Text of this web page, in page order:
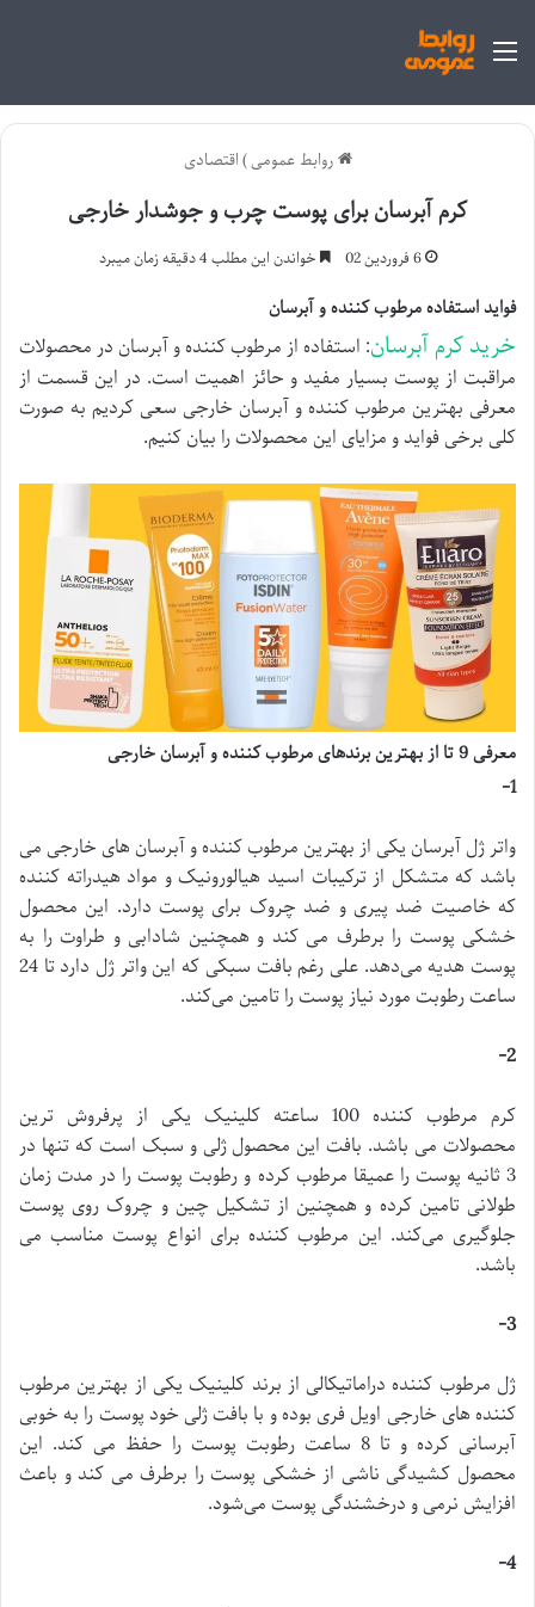
منو
روابط عمومی)اقتصادی
کرم آبرسان برای پوست چرب و جوشدار خارجی
6 فروردین 02 خواندن این مطلب 4 دقیقه زمان میبرد
فواید استفاده مرطوب کننده و آبرسان
خرید کرم آبرسان: استفاده از مرطوب کننده و آبرسان در محصولات
مراقبت از پوست بسیار مفید و حائز اهمیت است. در این قسمت از
معرفی بهترین مرطوب کننده و آبرسان خارجی سعی کردیم به صورت
کلی برخی فواید و مزایای این محصولات را بیان کنیم.
معرفی 9 تا از بهترین برندهای مرطوب کننده و آبرسان خارجی
1-
واتر ژل آبرسان یکی از بهترین مرطوب کننده و آبرسان های خارجی می
باشد که متشکل از ترکیبات اسید هیالورونیک و مواد هیدراته کننده
که خاصیت ضد پیری و ضد چروک برای پوست دارد. این محصول
خشکی پوست را برطرف می کند و همچنین شادابی و طراوت را به
پوست هدیه می‌دهد. علی رغم بافت سبکی که این واتر ژل دارد تا 24
ساعت رطوبت مورد نیاز پوست را تامین می‌کند.
2-
کرم مرطوب کننده 100 ساعته کلینیک یکی از پرفروش ترین
محصولات می باشد. بافت این محصول ژلی و سبک است که تنها در
3 ثانیه پوست را عمیقا مرطوب کرده و رطوبت پوست را در مدت زمان
طولانی تامین کرده و همچنین از تشکیل چین و چروک روی پوست
جلوگیری می‌کند. این مرطوب کننده برای انواع پوست مناسب می
باشد.
3-
ژل مرطوب کننده دراماتیکالی از برند کلینیک یکی از بهترین مرطوب
کننده های خارجی اویل فری بوده و با بافت ژلی خود پوست را به خوبی
آبرسانی کرده و تا 8 ساعت رطوبت پوست را حفظ می کند. این
محصول کشیدگی ناشی از خشکی پوست را برطرف می کند و باعث
افزایش نرمی و درخشندگی پوست می‌شود.
4-